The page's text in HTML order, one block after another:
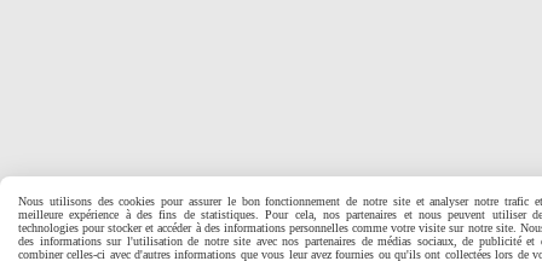
Nous utilisons des cookies pour assurer le bon fonctionnement de notre site et analyser notre trafic
meilleure expérience à des fins de statistiques. Pour cela, nos partenaires et nous peuvent utiliser
technologies pour stocker et accéder à des informations personnelles comme votre visite sur notre site.
des informations sur l'utilisation de notre site avec nos partenaires de médias sociaux, de publicité et
combiner celles-ci avec d'autres informations que vous leur avez fournies ou qu'ils ont collectées lors de